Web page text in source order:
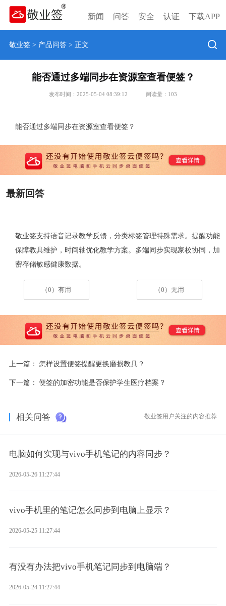
新闻 问答 安全 认证 下载APP
敬业签> 产品问答> 正文
能否通过多端同步在资源室查看便签？
发布时间：2025-05-04 08:39:12 阅读量： 103
能否通过多端同步在资源室查看便签？
最新回答
敬业签支持语音记录教学反馈，分类标签管理特殊需求。提醒功能
保障教具维护，时间轴优化教学方案。多端同步实现家校协同，加
密存储敏感健康数据。
（0）有用 （0）无用
上一篇： 怎样设置便签提醒更换磨损教具？
下一篇： 便签的加密功能是否保护学生医疗档案？
相关问答 敬业签用户关注的内容推荐
电脑如何实现与vivo手机笔记的内容同步？
2026-05-26 11:27:44
vivo手机里的笔记怎么同步到电脑上显示？
2026-05-25 11:27:44
有没有办法把vivo手机笔记同步到电脑端？
2026-05-24 11:27:44